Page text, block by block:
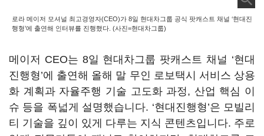
로라 메이저 모셔널 최고경영자(CEO)가 8일 현대차그룹 공식 팟캐스트 채널 ‘현대진
행형’에 출연해 인터뷰를 진행했다. (사진=현대차그룹)
메이저 CEO는 8일 현대차그룹 팟캐스트 채널 ‘현대
진행형’에 출연해 올해 말 무인 로보택시 서비스 상용
화 계획과 자율주행 기술 고도화 과정, 산업 핵심 이
슈 등을 폭넓게 설명했습니다. ‘현대진행형’은 모빌리
티 기술을 깊이 있게 다루는 지식 콘텐츠입니다. 주로